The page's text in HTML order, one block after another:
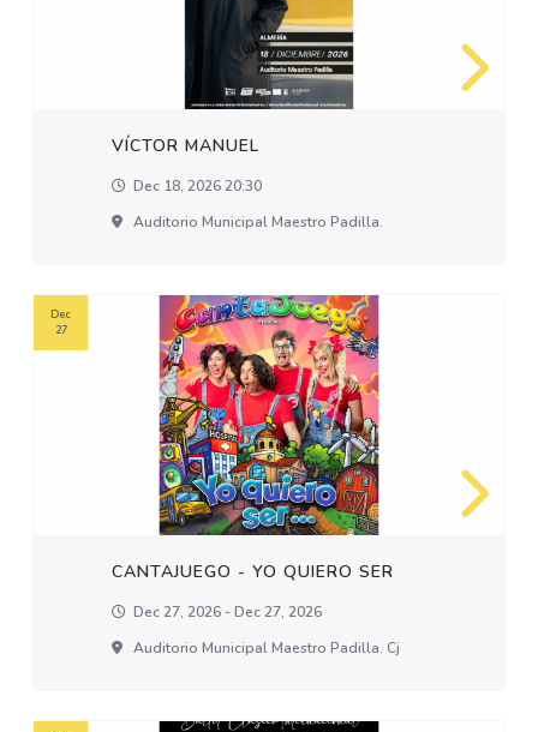
VÍCTOR MANUEL
Dec 18, 2026 20:30
Auditorio Municipal Maestro Padilla.
CANTAJUEGO - YO QUIERO SER
Dec 27, 2026 - Dec 27, 2026
Auditorio Municipal Maestro Padilla. Cj
Dec
27